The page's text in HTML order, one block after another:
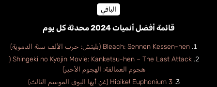
الباقي
قائمة أفضل أنميات 2024 محدثة كل يوم
Bleach: Sennen Kessen-hen (بليتش: حرب الألف سنة الدموية)
Shingeki no Kyojin Movie: Kanketsu-hen – The Last Attack (
هجوم العمالقة: الهجوم الأخير)
Hibike! Euphonium 3 (غن أيها البوق الموسم الثالث)